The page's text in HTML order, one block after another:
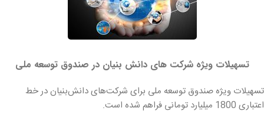
تسهیلات ویژه شرکت های دانش بنیان در صندوق توسعه ملی
تسهیلات ویژه صندوق توسعه ملی برای شرکت‌های دانش‌بنیان در خط
اعتباری 1800 میلیارد تومانی فراهم شده است.